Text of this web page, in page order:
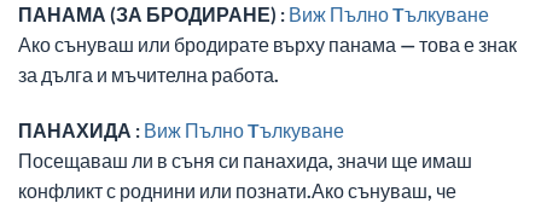
ПАНАМА (ЗА БРОДИРАНЕ) : Виж Пълно Tълкуване
Ако сънуваш или бродирате върху панама — това е знак
за дълга и мъчителна работа.
ПАНАХИДА : Виж Пълно Tълкуване
Посещаваш ли в съня си панахида, значи ще имаш
конфликт с роднини или познати.Ако сънуваш, че